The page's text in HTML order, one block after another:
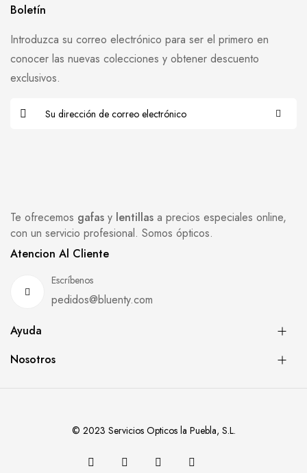
Te ofrecemos gafas y lentillas a precios especiales online,
con un servicio profesional. Somos ópticos.
Atencion Al Cliente
Escríbenos
pedidos@bluenty.com
Ayuda
Nosotros
Boletín
Introduzca su correo electrónico para ser el primero en
conocer las nuevas colecciones y obtener descuento
exclusivos.
© 2023 Servicios Opticos la Puebla, S.L.